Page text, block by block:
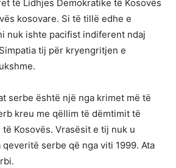
të Lidhjes Demokratike të Kosovës
kosovare. Si të tillë edhe e
nuk ishte pacifist indiferent ndaj
tij për kryengritjen e
serbe është një nga krimet më të
kreu me qëllim të dëmtimit të
Kosovës. Vrasësit e tij nuk u
serbe që nga viti 1999. Ata